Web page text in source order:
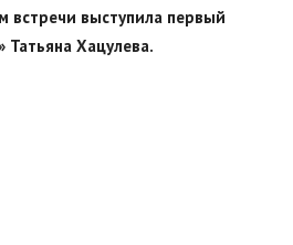
выступила первый
Хацулева.